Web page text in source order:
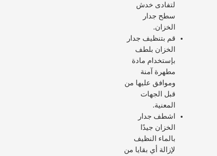
لتفادى خدش
سطح جدار
الخزان.
قم بتنظيف جدار
الخزان بلطف
بإستخدام مادة
مطهرة آمنة
وموافق عليها من
قبل الجهات
المعنية.
اشطف جدار
الخزان جيدًا
بالماء النظيف
لإزالة أي بقايا من